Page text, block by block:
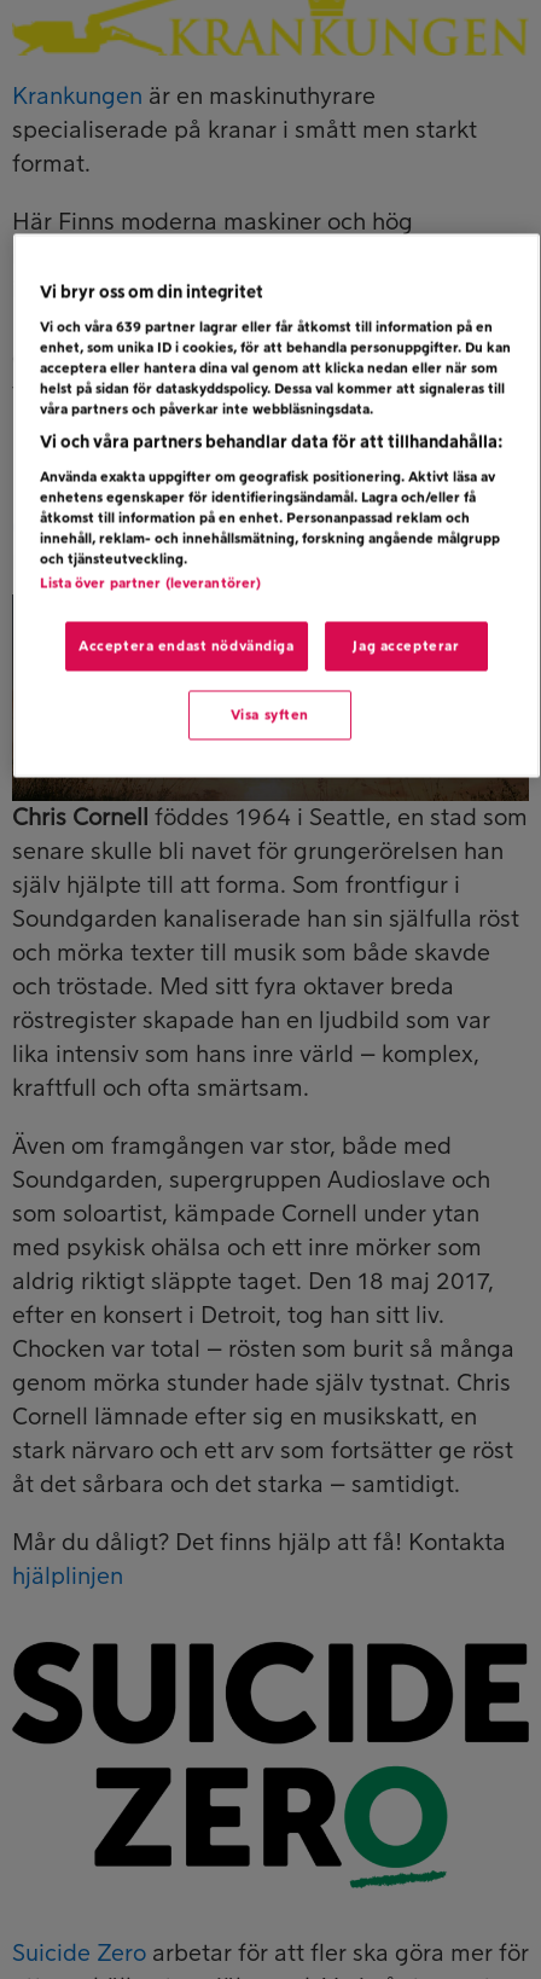
Krankungen är en maskinuthyrare
specialiserade på kranar i smått men starkt
format.
Här Finns moderna maskiner och hög
inom minikranar och kompakta lyft. Hos
Krankungenfinner du även Nordens bredaste
och största utbud av specialkranar som lyfter
från 300 kg upp till 21 ton.
Läs mer påKrankungen.se
Chris Cornell
Posted on maj 15, 2026 by
Chris Cornell föddes 1964 i Seattle, en stad som
senare skulle bli navet för grungerörelsen han
själv hjälpte till att forma. Som frontfigur i
Soundgarden kanaliserade han sin själfulla röst
och mörka texter till musik som både skavde
och tröstade. Med sitt fyra oktaver breda
röstregister skapade han en ljudbild som var
lika intensiv som hans inre värld – komplex,
kraftfull och ofta smärtsam.
Även om framgången var stor, både med
Soundgarden, supergruppen Audioslave och
som soloartist, kämpade Cornell under ytan
med psykisk ohälsa och ett inre mörker som
aldrig riktigt släppte taget. Den 18 maj 2017,
efter en konsert i Detroit, tog han sitt liv.
Chocken var total – rösten som burit så många
genom mörka stunder hade själv tystnat. Chris
Cornell lämnade efter sig en musikskatt, en
stark närvaro och ett arv som fortsätter ge röst
åt det sårbara och det starka – samtidigt.
Mår du dåligt? Det finns hjälp att få! Kontakta
hjälplinjen
Suicide Zero arbetar för att fler ska göra mer för
Vi bryr oss om din integritet
Vi och våra639 partner lagrar eller får åtkomst till information på en
enhet, som unika ID i cookies, för att behandla personuppgifter. Du kan
acceptera eller hantera dina val genom att klicka nedan eller när som
helst på sidan för dataskyddspolicy. Dessa val kommer att signaleras till
våra partners och påverkar inte webbläsningsdata.
Vi och våra partners behandlar data för att tillhandahålla:
Använda exakta uppgifter om geografisk positionering. Aktivt läsa av
enhetens egenskaper för identifieringsändamål. Lagra och/eller få
åtkomst till information på en enhet. Personanpassad reklam och
innehåll, reklam- och innehållsmätning, forskning angående målgrupp
och tjänsteutveckling.
Lista över partner (leverantörer)
Acceptera endast nödvändiga Jag accepterar
Visa syften